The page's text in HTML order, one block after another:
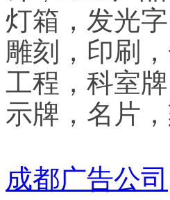
灯箱，发光
雕刻，印刷
工程，科室
示牌，名片
成都广告公司